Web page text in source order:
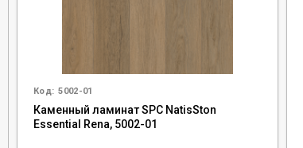
Код: 5002-01
Каменный ламинат SPC NatisSton
Essential Rena, 5002-01